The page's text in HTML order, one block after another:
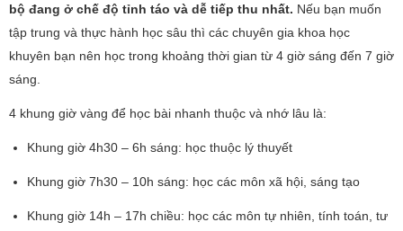
bộ đang ở chế độ tỉnh táo và dễ tiếp thu nhất. Nếu bạn muốn
tập trung và thực hành học sâu thì các chuyên gia khoa học
khuyên bạn nên học trong khoảng thời gian từ 4 giờ sáng đến 7 giờ
sáng.
4 khung giờ vàng để học bài nhanh thuộc và nhớ lâu là:
Khung giờ 4h30 – 6h sáng: học thuộc lý thuyết
Khung giờ 7h30 – 10h sáng: học các môn xã hội, sáng tạo
Khung giờ 14h – 17h chiều: học các môn tự nhiên, tính toán, tư